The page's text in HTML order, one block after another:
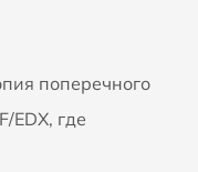
поперечного
EDX, где